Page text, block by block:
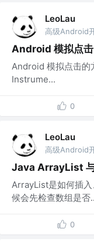
LeoLau
Android 模拟点
Android 模拟点击的
Instrume...
0
LeoLau
Java ArrayList
ArrayList是如何插
候会先检查数组是否
0